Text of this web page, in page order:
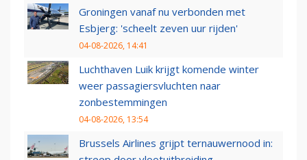
Groningen vanaf nu verbonden met
Esbjerg: 'scheelt zeven uur rijden'
04-08-2026, 14:41
Luchthaven Luik krijgt komende winter
weer passagiersvluchten naar
zonbestemmingen
04-08-2026, 13:54
Brussels Airlines grijpt ternauwernood in: